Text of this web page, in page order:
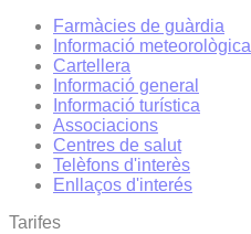
Farmàcies de guàrdia
Informació meteorològica
Cartellera
Informació general
Informació turística
Associacions
Centres de salut
Telèfons d'interès
Enllaços d'interés
Tarifes